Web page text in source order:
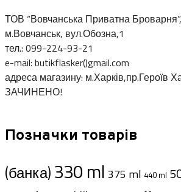
ТОВ “Вовчанська Приватна
м.Вовчанськ, вул.Обозна,1
тел.: 099-224-93-21
e-mail: butikflasker()gmail.com
адреса магазину: м.Харків,пр.Героїв
ЗАЧИНЕНО!
Позначки товарів
(банка)330 ml 375 ml 440 ml